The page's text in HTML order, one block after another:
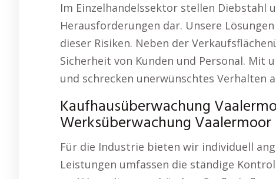
Im Einzelhandelssektor stellen Diebstahl
Herausforderungen dar. Unsere
dieser Risiken. Neben der
Sicherheit von Kunden und Personal. Mit
und schrecken unerwünschtes Verhalten
Kaufhausüberwachung
Werksüberwachung Vaalermoor
Für die Industrie bieten wir individuell
Leistungen umfassen die ständige